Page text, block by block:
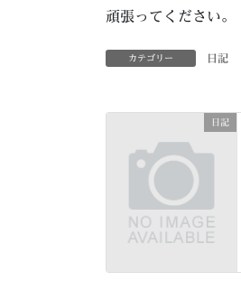
頑張ってください。
カテゴリー 日記
日記